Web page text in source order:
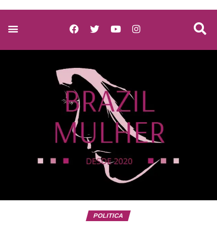
POLITICA